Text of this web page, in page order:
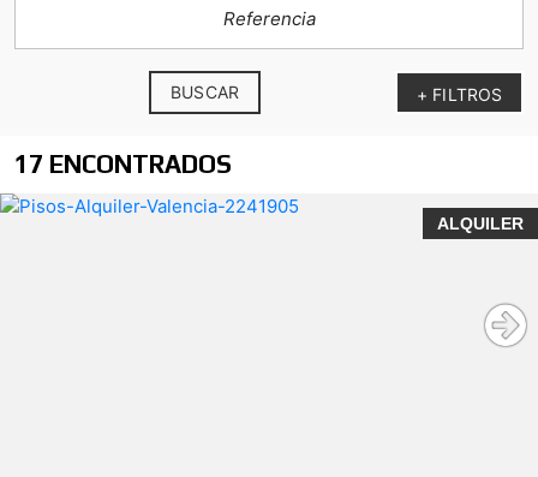
+ FILTROS
BUSCAR
17 ENCONTRADOS
ALQUILER